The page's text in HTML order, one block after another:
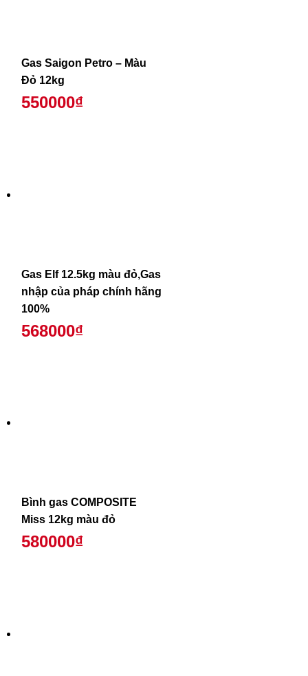
Gas Saigon Petro – Màu
Đỏ 12kg
550000₫
Gas Elf 12.5kg màu đỏ,Gas
nhập của pháp chính hãng
100%
568000₫
Bình gas COMPOSITE
Miss 12kg màu đỏ
580000₫